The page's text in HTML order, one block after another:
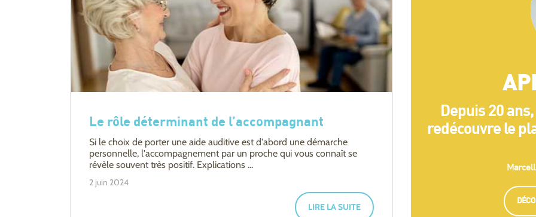
Le rôle déterminant de l’accompagnant
Si le choix de porter une aide auditive est d'abord une démarche
personnelle, l'accompagnement par un proche qui vous connaît se
révèle souvent très positif. Explications ...
2 juin 2024
LIRE LA SUITE
Depuis 20
redécouvre le